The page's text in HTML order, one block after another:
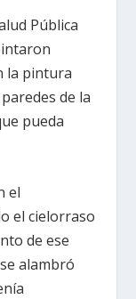
Pública
la pintura
de la
pueda
el
el cielorraso
de ese
alambró